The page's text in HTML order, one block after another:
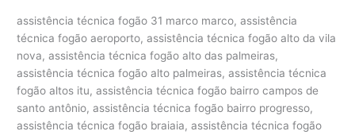
assistência técnica fogão 31 marco marco, assistência
técnica fogão aeroporto, assistência técnica fogão alto da vila
nova, assistência técnica fogão alto das palmeiras,
assistência técnica fogão alto palmeiras, assistência técnica
fogão altos itu, assistência técnica fogão bairro campos de
santo antônio, assistência técnica fogão bairro progresso,
assistência técnica fogão braiaia, assistência técnica fogão